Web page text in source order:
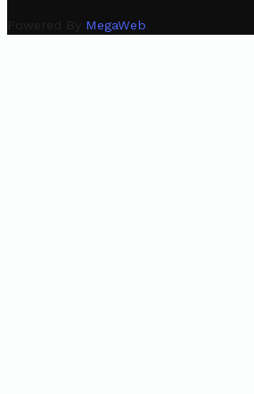
Powered By MegaWeb